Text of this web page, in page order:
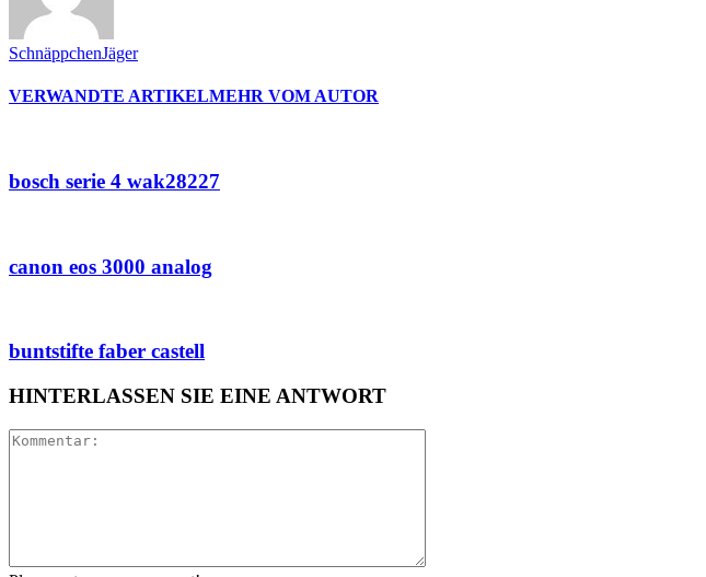
SchnäppchenJäger
VERWANDTE ARTIKELMEHR VOM AUTOR
bosch serie 4 wak28227
canon eos 3000 analog
buntstifte faber castell
HINTERLASSEN SIE EINE ANTWORT